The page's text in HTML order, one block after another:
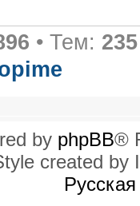
• Тем: 235
by phpBB®
created by